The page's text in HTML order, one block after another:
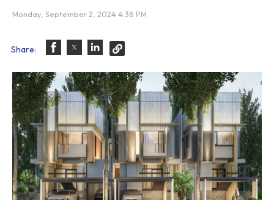
Monday, September 2, 2024 4:38 PM
Share: